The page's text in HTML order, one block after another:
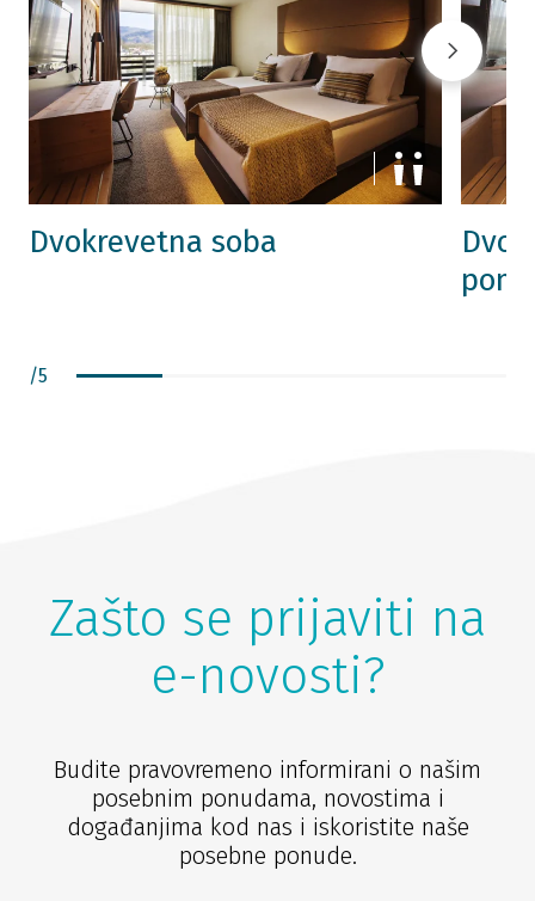
Dvokrevetna soba
/5
Zašto se prijaviti na
e-novosti?
Budite pravovremeno informirani o našim
posebnim ponudama, novostima i
događanjima kod nas i iskoristite naše
posebne ponude.